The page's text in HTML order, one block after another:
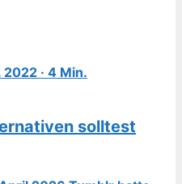
2022 · 4 Min.
solltest